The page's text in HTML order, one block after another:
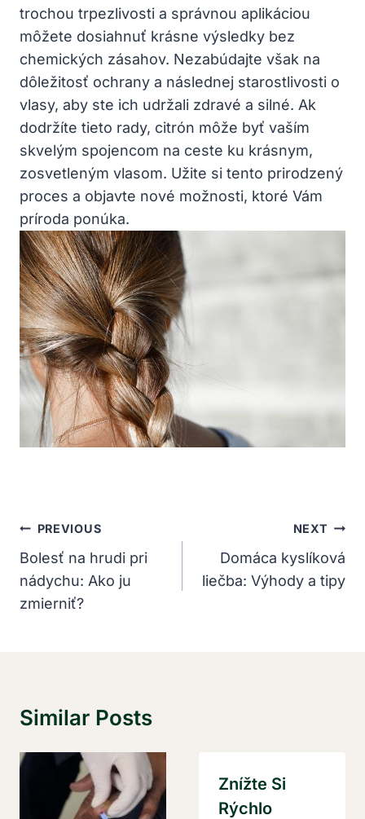
trochou trpezlivosti a správnou aplikáciou
môžete dosiahnuť krásne výsledky bez
chemických zásahov. Nezabúdajte však na
dôležitosť ochrany a následnej starostlivosti o
vlasy, aby ste ich udržali zdravé a silné. Ak
dodržíte tieto rady, citrón môže byť vaším
skvelým spojencom na ceste ku krásnym,
zosvetleným vlasom. Užite si tento prirodzený
proces a objavte nové možnosti, ktoré Vám
príroda ponúka.
Navigácia
V
Článku
PREVIOUS
Bolesť na hrudi pri
nádychu: Ako ju
zmierniť?
NEXT
Domáca kyslíková
liečba: Výhody a tipy
Similar Posts
Znížte Si
Rýchlo